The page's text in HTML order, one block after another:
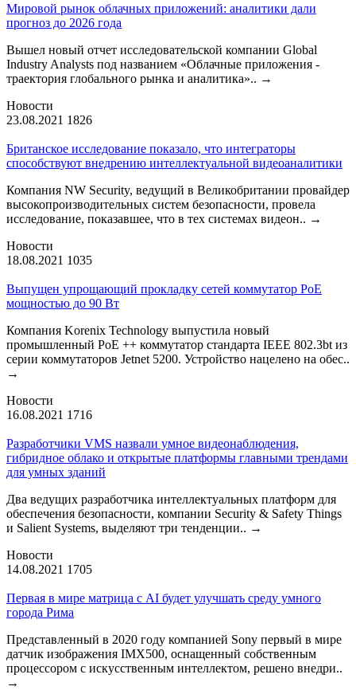
Мировой рынок облачных приложений: аналитики дали
прогноз до 2026 года
Вышел новый отчет исследовательской компании Global
Industry Analysts под названием «Облачные приложения -
траектория глобального рынка и аналитика».. →
Новости
23.08.2021 1826
Британское исследование показало, что интеграторы
способствуют внедрению интеллектуальной видеоаналитики
Компания NW Security, ведущий в Великобритании провайдер
высокопроизводительных систем безопасности, провела
исследование, показавшее, что в тех системах видеон.. →
Новости
18.08.2021 1035
Выпущен упрощающий прокладку сетей коммутатор PoE
мощностью до 90 Вт
Компания Korenix Technology выпустила новый
промышленный PoE ++ коммутатор стандарта IEEE 802.3bt из
серии коммутаторов Jetnet 5200. Устройство нацелено на обес..
→
Новости
16.08.2021 1716
Разработчики VMS назвали умное видеонаблюдения,
гибридное облако и открытые платформы главными трендами
для умных зданий
Два ведущих разработчика интеллектуальных платформ для
обеспечения безопасности, компании Security & Safety Things
и Salient Systems, выделяют три тенденции.. →
Новости
14.08.2021 1705
Первая в мире матрица с AI будет улучшать среду умного
города Рима
Представленный в 2020 году компанией Sony первый в мире
датчик изображения IMX500, оснащенный собственным
процессором с искусственным интеллектом, решено внедри..
→